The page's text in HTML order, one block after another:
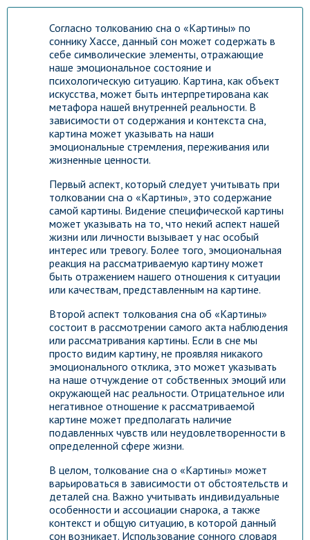
Согласно толкованию сна о «Картины» по
соннику Хассе, данный сон может содержать в
себе символические элементы, отражающие
наше эмоциональное состояние и
психологическую ситуацию. Картина, как объект
искусства, может быть интерпретирована как
метафора нашей внутренней реальности. В
зависимости от содержания и контекста сна,
картина может указывать на наши
эмоциональные стремления, переживания или
жизненные ценности.
Первый аспект, который следует учитывать при
толковании сна о «Картины», это содержание
самой картины. Видение специфической картины
может указывать на то, что некий аспект нашей
жизни или личности вызывает у нас особый
интерес или тревогу. Более того, эмоциональная
реакция на рассматриваемую картину может
быть отражением нашего отношения к ситуации
или качествам, представленным на картине.
Второй аспект толкования сна об «Картины»
состоит в рассмотрении самого акта наблюдения
или рассматривания картины. Если в сне мы
просто видим картину, не проявляя никакого
эмоционального отклика, это может указывать
на наше отчуждение от собственных эмоций или
окружающей нас реальности. Отрицательное или
негативное отношение к рассматриваемой
картине может предполагать наличие
подавленных чувств или неудовлетворенности в
определенной сфере жизни.
В целом, толкование сна о «Картины» может
варьироваться в зависимости от обстоятельств и
деталей сна. Важно учитывать индивидуальные
особенности и ассоциации снарока, а также
контекст и общую ситуацию, в которой данный
сон возникает. Использование сонного словаря